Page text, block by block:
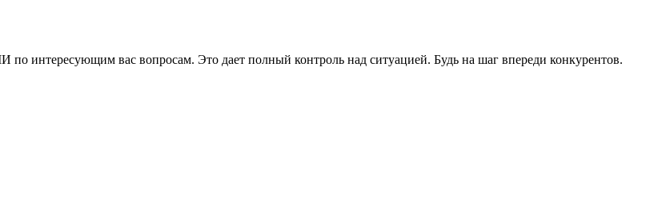
интересующим вас вопросам. Это дает полный контроль над ситуацией. Будь на шаг впереди конкурентов.